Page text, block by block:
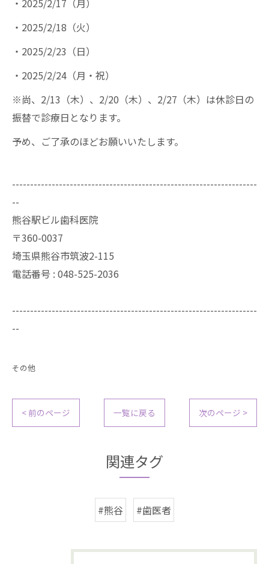
・2025/2/17（月）
・2025/2/18（火）
・2025/2/23（日）
・2025/2/24（月・祝）
※尚、2/13（木）、2/20（木）、2/27（木）は休診日の
振替で診療日となります。
予め、ご了承のほどお願いいたします。
--------------------------------------------------------------------
--
熊谷駅ビル歯科医院
〒360-0037
埼玉県熊谷市筑波2-115
電話番号 : 048-525-2036
--------------------------------------------------------------------
--
その他
< 前のページ 一覧に戻る 次のページ >
関連タグ
#熊谷 #歯医者